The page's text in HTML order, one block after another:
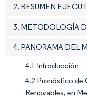
2. RESUMEN
3. METODOLOGÍA
4. PANORAMA DEL
4.1 Introducción
4.2 Pronóstico de
Renovables, en